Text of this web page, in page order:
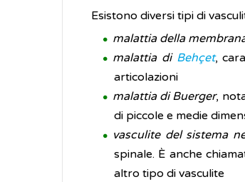
Esistono diversi tipi di
malattia della
malattia di Behçet,
articolazioni
malattia di Buerger,
di piccole e medie
vasculite del sistema
spinale. È anche
altro tipo di vasculite